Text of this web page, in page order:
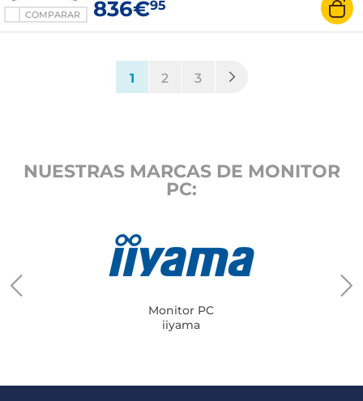
COMPARAR 836€95
1(current)
2 3
NUESTRAS MARCAS DE MONITOR
PC:
Monitor PC
iiyama